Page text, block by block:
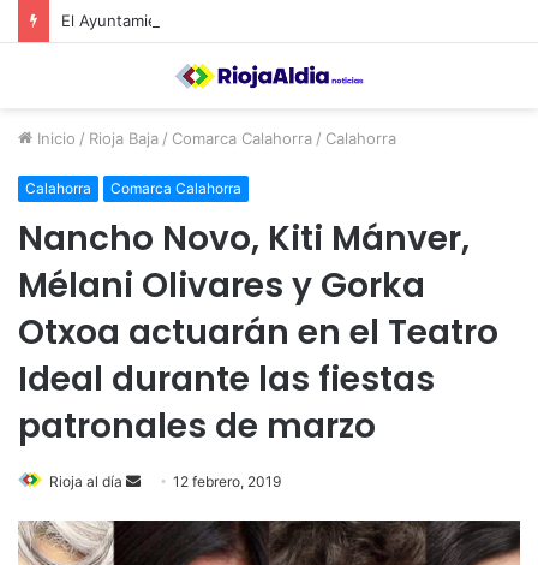
Inicio / Rioja Baja / Comarca Calahorra / Calahorra
Calahorra Comarca Calahorra
Nancho Novo, Kiti Mánver,
Mélani Olivares y Gorka
Otxoa actuarán en el Teatro
Ideal durante las fiestas
patronales de marzo
Rioja al día 12 febrero, 2019